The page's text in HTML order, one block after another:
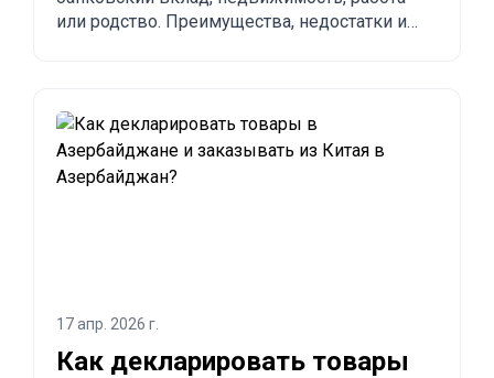
или родство. Преимущества, недостатки и
17 апр. 2026 г.
Как декларировать товары